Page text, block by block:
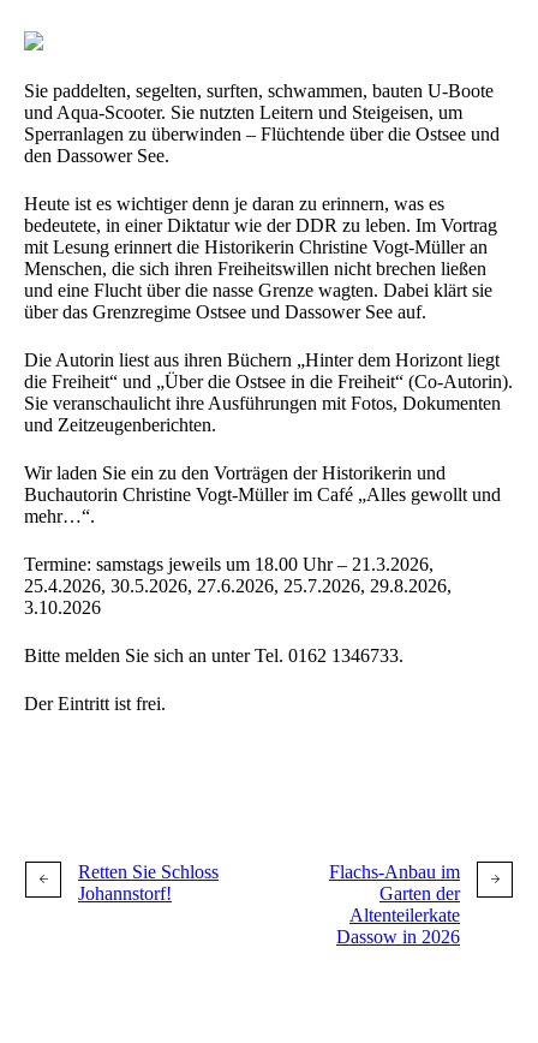
Sie paddelten, segelten, surften, schwammen, bauten U-Boote
und Aqua-Scooter. Sie nutzten Leitern und Steigeisen, um
Sperranlagen zu überwinden – Flüchtende über die Ostsee und
den Dassower See.
Heute ist es wichtiger denn je daran zu erinnern, was es
bedeutete, in einer Diktatur wie der DDR zu leben. Im Vortrag
mit Lesung erinnert die Historikerin Christine Vogt-Müller an
Menschen, die sich ihren Freiheitswillen nicht brechen ließen
und eine Flucht über die nasse Grenze wagten. Dabei klärt sie
über das Grenzregime Ostsee und Dassower See auf.
Die Autorin liest aus ihren Büchern „Hinter dem Horizont liegt
die Freiheit“ und „Über die Ostsee in die Freiheit“ (Co-Autorin).
Sie veranschaulicht ihre Ausführungen mit Fotos, Dokumenten
und Zeitzeugenberichten.
Wir laden Sie ein zu den Vorträgen der Historikerin und
Buchautorin Christine Vogt-Müller im Café „Alles gewollt und
mehr…“.
Termine: samstags jeweils um 18.00 Uhr – 21.3.2026,
25.4.2026, 30.5.2026, 27.6.2026, 25.7.2026, 29.8.2026,
3.10.2026
Bitte melden Sie sich an unter Tel. 0162 1346733.
Der Eintritt ist frei.
Retten Sie Schloss
Johannstorf!
Flachs-Anbau im
Garten der
Altenteilerkate
Dassow in 2026